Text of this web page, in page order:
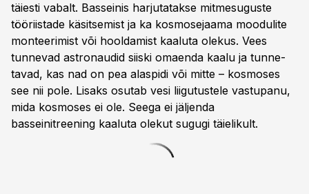
täiesti vabalt. Basseinis harjutatakse mitmesuguste
tööriistade käsitsemist ja ka kosmosejaama moodulite
monteerimist või hool­damist kaaluta olekus. Vees
tunnevad astronaudid siiski omaenda kaalu ja tunne­
tavad, kas nad on pea alaspidi või mitte – kosmoses
see nii pole. Lisaks osutab vesi liigutustele vastupanu,
mida kosmoses ei ole. Seega ei jäljenda
basseinitreening kaaluta olekut sugugi täielikult.